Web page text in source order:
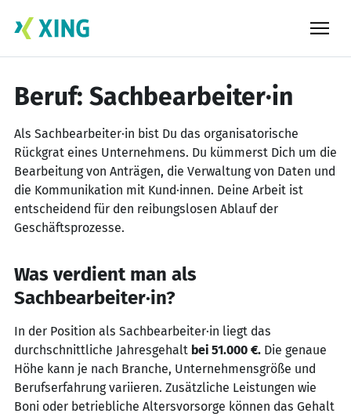
Beruf: Sachbearbeiter·in
Als Sachbearbeiter·in bist Du das organisatorische
Rückgrat eines Unternehmens. Du kümmerst Dich um die
Bearbeitung von Anträgen, die Verwaltung von Daten und
die Kommunikation mit Kund·innen. Deine Arbeit ist
entscheidend für den reibungslosen Ablauf der
Geschäftsprozesse.
Was verdient man als
Sachbearbeiter·in?
In der Position als Sachbearbeiter·in liegt das
durchschnittliche Jahresgehalt bei 51.000 €. Die genaue
Höhe kann je nach Branche, Unternehmensgröße und
Berufserfahrung variieren. Zusätzliche Leistungen wie
Boni oder betriebliche Altersvorsorge können das Gehalt